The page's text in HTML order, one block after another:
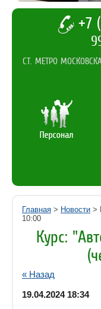
+7
СТ. МЕТРО
Главная > Новости >
10:00
Курс:
« Назад
19.04.2024 18:34